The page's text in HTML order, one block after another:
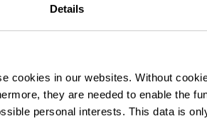
Details
cookies in our websites. Without
they are needed to enable the
personal interests. This data is